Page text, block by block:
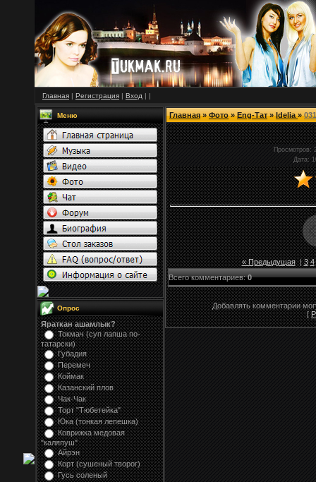
Главная | Регистрация | Вход | |
Меню
Опрос
Яраткан ашамлык?
Токмач (суп лапша по-
татарски)
Губадия
Перемеч
Коймак
Казанский плов
Чак-Чак
Торт "Тюбетейка"
Юка (тонкая лепешка)
Коврижка медовая
"каляпуш"
Айрэн
Корт (сушеный творог)
Гусь соленый
Главная»Фото»Eng-Тат »Idelia»031
Просмотров:
Дата:
« Предыдущая|3 4
Всего комментариев:0
Добавлять комментарии
[